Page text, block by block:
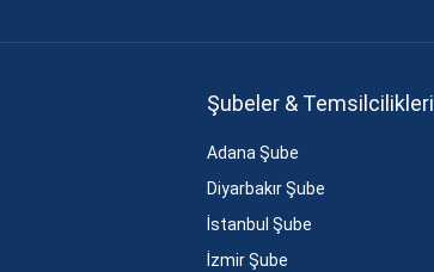
Şubeler & Temsilcilikleri
Adana Şube
Diyarbakır Şube
İstanbul Şube
İzmir Şube